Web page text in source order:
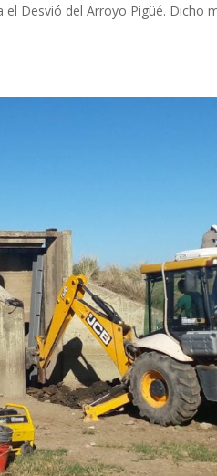
Desvió del Arroyo Pigüé. Dicho